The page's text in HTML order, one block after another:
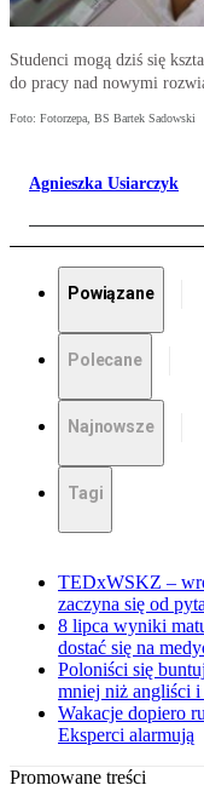
Studenci mogą dziś się
do pracy nad nowymi
Foto: Fotorzepa, BS Bartek Sadowski
Agnieszka Usiarczyk
Powiązane
Polecane
Najnowsze
Tagi
TEDxWSKZ –
zaczyna się od
8 lipca wyniki
dostać się na
Poloniści się
mniej niż angliści i
Wakacje dopiero
Eksperci alarmują
Promowane treści